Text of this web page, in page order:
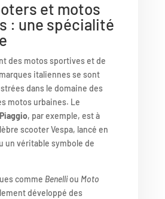
et motos
: une spécialité
des motos sportives et de
italiennes se sont
dans le domaine des
motos urbaines. Le
, par exemple, est à
scooter Vespa, lancé en
un véritable symbole de
comme Benelliou Moto
développé des